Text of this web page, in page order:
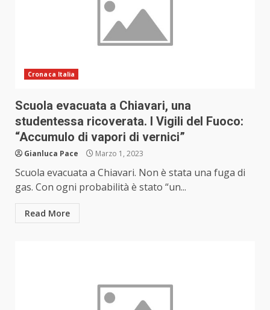
Cronaca Italia
Scuola evacuata a Chiavari, una
studentessa ricoverata. I Vigili del Fuoco:
“Accumulo di vapori di vernici”
Gianluca Pace Marzo 1, 2023
Scuola evacuata a Chiavari. Non è stata una fuga di
gas. Con ogni probabilità è stato “un...
Read More